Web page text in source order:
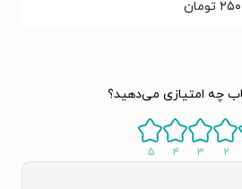
تومان
چه امتیازی می‌دهید؟
۲ ۳ ۴ ۵